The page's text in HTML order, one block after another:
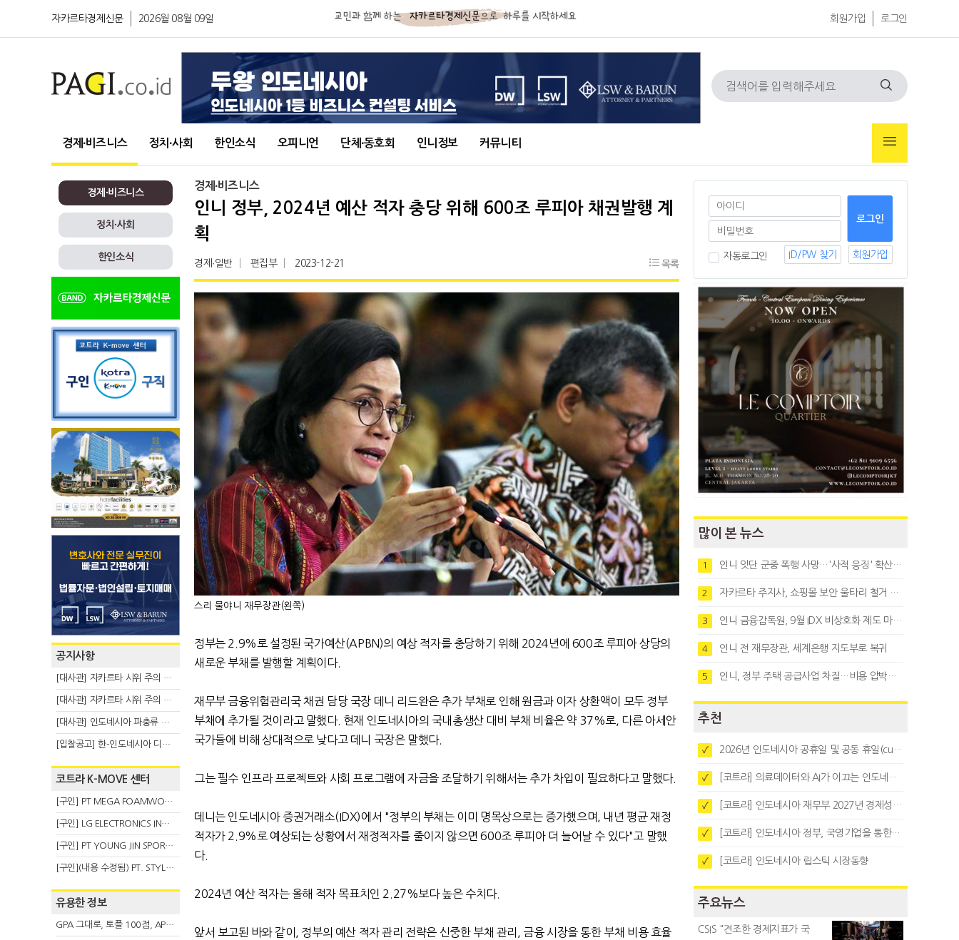
자카르타경제신문 2026월 08월 09일 회원가입 로그인
경제∙비즈니스 정치∙사회 한인소식 오피니언 단체∙동호회 인니정보 커뮤니티
경제∙비즈니스
정치∙사회
한인소식
공지사항
[대사관] 자카르타 시위 주의 안내(8.6)
[대사관] 자카르타 시위 주의 안내(8.3)
[대사관] 인도네시아 파충류 불법 반출 주의 (7.29)
[입찰공고] 한-인도네시아 디지털융복합 탈 전시회
코트라 K-MOVE 센터
[구인] PT MEGA FOAMWORKS INDONESIA
[구인] LG ELECTRONICS INDONESIA
[구인] PT YOUNG JIN SPORT INDONESIA
[구인](내용 수정됨) PT. STYLE KOREAN INDONESIA (스타일 코리안 인도네시아)
유용한 정보
GPA 그대로, 토플 100점, AP 막막 — 원인은 하나입니다
경제∙비즈니스
인니 정부, 2024년 예산 적자 충당 위해 600조 루피아 채권발행 계
획
경제∙일반 편집부 2023-12-21 목록
스리 물야니 재무장관(왼쪽)
정부는2.9% 로 설정된 국가예산(APBN)의 예상 적자를 충당하기 위해 2024년에 600조 루피아 상당의
새로운 부채를 발행할 계획이다.
재무부 금융위험관리국 채권 담당 국장 데니 리드완은 추가 부채로 인해 원금과 이자 상환액이 모두 정부
부채에 추가될 것이라고 말했다. 현재 인도네시아의 국내총생산 대비 부채 비율은 약 37%로
다른 아세안
국가들에 비해 상대적으로 낮다고 데니 국장은 말했다.
그는 필수 인프라 프로젝트와 사회 프로그램에 자금을 조달하기 위해서는 추가 차입이 필요하다고 말했다.
데니는 인도네시아 증권거래소(IDX)에서 "정부의 부채는 이미 명목상으로는 증가했으며
내년 평균 재정
적자가2.9% 로 예상되는 상황에서 재정적자를 줄이지 않으면 600조 루피아 더 늘어날 수 있다" 고 말했
다.
2024년 예산 적자는 올해 적자 목표치인 2.27% 보다 높은 수치다.
앞서 보고된 바와 같이 정부의 예산 적자 관리 전략은 신중한 부채 관리
금융 시장을 통한 부채 비용 효율
자동로그인 ID/PW 찾기 회원가입
많이 본 뉴스
1 인니 잇단 군중 폭행 사망…'사적 응징' 확산에 법치 우려
2 자카르타 주지사, 쇼핑몰 보안 울타리 철거 요청…"치안 문제없다"
3 인니 금융감독원, 9월 IDX 비상호화 제도 마련…주식회사 전환 본격화
4 인니 전 재무장관, 세계은행 지도부로 복귀
5 인니, 정부 주택 공급사업 차질…비용 압박과 수요부진 탓
추천
✓ 2026년 인도네시아 공휴일 및 공동 휴일(cuti bersama)
✓ [코트라] 의료데이터와 AI가 이끄는 인도네시아 디지털 헬스케어 시장 트렌드
✓ [코트라] 인도네시아 재무부 2027년 경제성장 전망 및 목표 발표
✓ [코트라] 인도네시아 정부, 국영기업을 통한 석탄·팜유·합금철 수출 중앙집중화 추진
✓ [코트라] 인도네시아 립스틱 시장동향
주요뉴스
CSIS "견조한 경제지표가 국